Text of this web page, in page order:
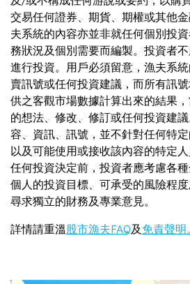
交易任何證券、期貨、期權或其他
夫系統的內容亦並非就任何個別投
務狀況及個別需要而編製。投資者
進行投資。用戶必須留意，漁夫系
賣訊號或任何投資建議，而所有訊
供之客觀市場數據計算出來的結果
的想法、修改、修訂或任何投資建
容、資訊、訊號，並不針對任何特
以及可能使用或接收該內容的特定
任何投資決定前，投資者應考慮各種
個人的投資目標、可承受的風險程
尋求獨立的財務及專業意見。
詳情請重溫 股市漁夫FAQ及 免責聲明